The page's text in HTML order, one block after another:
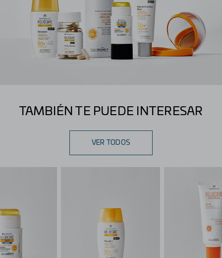
TAMBIÉN TE PUEDE INTERESAR
VER TODOS